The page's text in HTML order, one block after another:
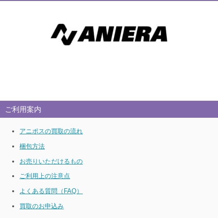
ご利用案内
アニポスの買取の流れ
梱包方法
お売りいただけるもの
ご利用上の注意点
よくある質問（FAQ）
買取のお申込み